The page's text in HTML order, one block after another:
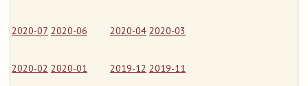
2020-07 2020-06 2020-04 2020-03
2020-02 2020-01 2019-12 2019-11